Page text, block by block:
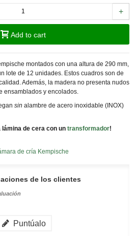
+
Add to cart
montados con una altura de 290 mm,
lote de 12 unidades. Estos cuadros son de
Además, la madera no presenta nudos
ensamblados y encolados.
sin alambre de acero inoxidable (INOX)
lámina de cera con un transformador!
de cría Kempische
de los clientes
Puntúalo